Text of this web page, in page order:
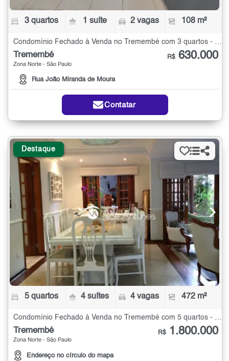
3 quartos 1 suíte 2 vagas 108 m²
Condomínio Fechado à Venda no Tremembé com 3 quartos - 108 m²
Tremembé
Zona Norte - São Paulo
Rua João Miranda de Moura
R$ 630.000
Contatar
Destaque
5 quartos 4 suítes 4 vagas 472 m²
Condomínio Fechado à Venda no Tremembé com 5 quartos - 472 m²
Tremembé
Zona Norte - São Paulo
Endereço no círculo do mapa
R$ 1.800.000